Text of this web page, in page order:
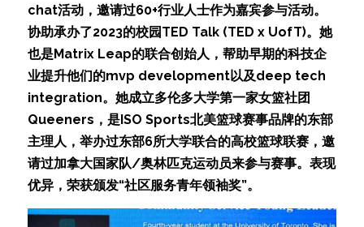
chat活动，邀请过60+行业人士作为嘉宾参与活动。
协助承办了2023的校园TED Talk (TED x UofT)。她
也是Matrix Leap的联合创始人，帮助早期的科技企
业提升他们的mvp development以及deep tech
integration。她成立多伦多大学第一家女篮社团
Queeners，是ISO Sports北美篮球赛事品牌的东部
主理人，举办过东部6所大学联合的高校篮球联赛，邀
请过加拿大国家队/奥林匹克运动员来参与赛事。表现
优异，荣获颁发“社区服务青年领袖奖”。